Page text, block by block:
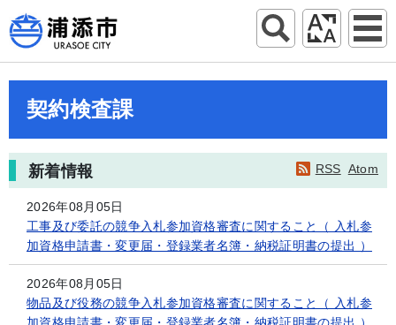
契約検査課
RSS Atom
新着情報
2026年08月05日
工事及び委託の競争入札参加資格審査に関すること（ 入札参
加資格申請書・変更届・登録業者名簿・納税証明書の提出 ）
2026年08月05日
物品及び役務の競争入札参加資格審査に関すること（ 入札参